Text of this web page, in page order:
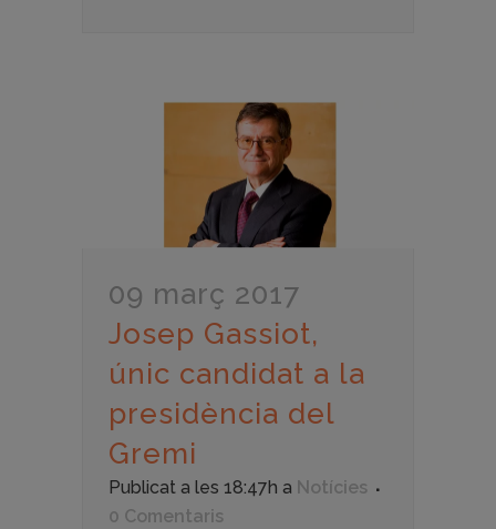
09 març 2017
Josep Gassiot,
únic candidat a la
presidència del
Gremi
Publicat a les 18:47h a Notícies
0 Comentaris